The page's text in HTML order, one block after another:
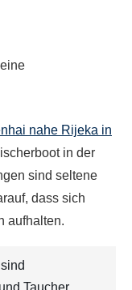
nahe Rijeka in
in der
sind seltene
dass sich
aufhalten.